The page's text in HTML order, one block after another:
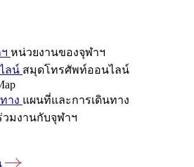
หน่วยงานของจุฬาฯ
ลน์ สมุดโทรศัพท์ออนไลน์
าง แผนที่และการเดินทาง
วมงานกับจุฬาฯ